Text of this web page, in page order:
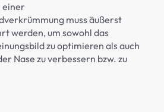
einer
muss äußerst
werden, um sowohl das
zu optimieren als auch
Nase zu verbessern bzw. zu